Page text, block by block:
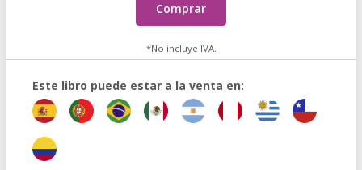
Comprar
*No incluye IVA.
Este libro puede estar a la venta en: